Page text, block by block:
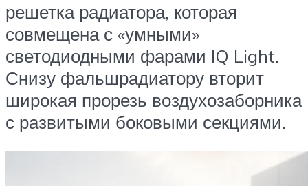
решетка радиатора, которая
совмещена с «умными»
светодиодными фарами IQ Light.
Снизу фальшрадиатору вторит
широкая прорезь воздухозаборника
с развитыми боковыми секциями.